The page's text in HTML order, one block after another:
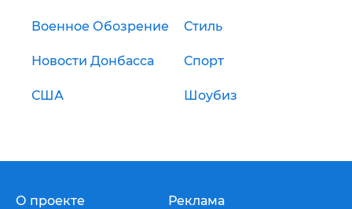
Военное Обозрение Стиль
Новости Донбасса Спорт
США Шоубиз
О проекте Реклама